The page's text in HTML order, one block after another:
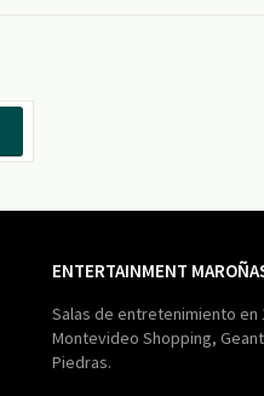
ENTERTAINMENT
Salas de entretenimiento en
Montevideo Shopping,
Piedras.